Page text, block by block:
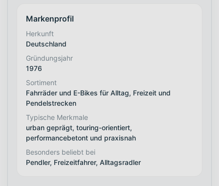
Markenprofil
Herkunft
Deutschland
Gründungsjahr
1976
Sortiment
Fahrräder und E-Bikes für Alltag, Freizeit und
Pendelstrecken
Typische Merkmale
urban geprägt, touring-orientiert,
performancebetont und praxisnah
Besonders beliebt bei
Pendler, Freizeitfahrer, Alltagsradler